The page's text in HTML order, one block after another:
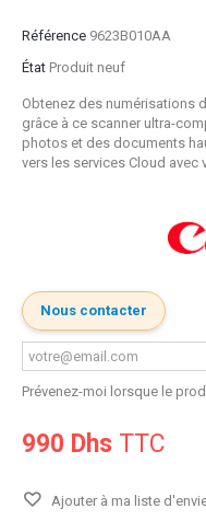
Référence 9623B010AA
État Produit neuf
Obtenez des numérisations
grâce à ce scanner ultra-
photos et des documents
vers les services Cloud avec
Nous contacter
Prévenez-moi lorsque le
990 Dhs TTC
Ajouter à ma liste